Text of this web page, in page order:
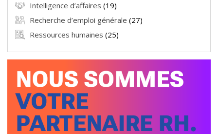
Intelligence d’affaires (19)
Recherche d’emploi générale (27)
Ressources humaines (25)